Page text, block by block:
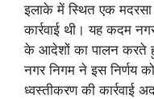
इलाके में स्थित एक
कार्रवाई थी। यह कदम
के आदेशों का पालन करते
नगर निगम ने इस निर्णय
ध्वस्तीकरण की